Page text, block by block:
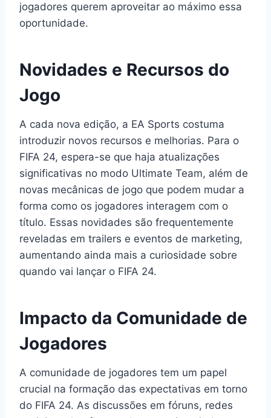
jogadores querem aproveitar ao máximo essa
oportunidade.
Novidades e Recursos do
Jogo
A cada nova edição, a EA Sports costuma
introduzir novos recursos e melhorias. Para o
FIFA 24, espera-se que haja atualizações
significativas no modo Ultimate Team, além de
novas mecânicas de jogo que podem mudar a
forma como os jogadores interagem com o
título. Essas novidades são frequentemente
reveladas em trailers e eventos de marketing,
aumentando ainda mais a curiosidade sobre
quando vai lançar o FIFA 24.
Impacto da Comunidade de
Jogadores
A comunidade de jogadores tem um papel
crucial na formação das expectativas em torno
do FIFA 24. As discussões em fóruns, redes